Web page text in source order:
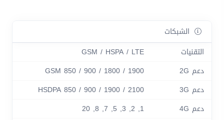
الشبكات
التقنيات
GSM / HSPA / LTE
دعم 2G
GSM 850 / 900 / 1800 / 1900
دعم 3G
HSDPA 850 / 900 / 1900 / 2100
دعم 4G
1, 2, 3, 5, 7, 8, 20